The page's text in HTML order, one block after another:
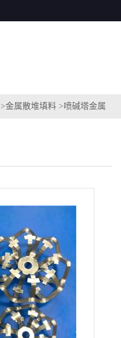
>金属散堆填料 >喷碱塔金属